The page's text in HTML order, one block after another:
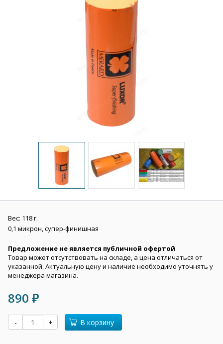
Вес: 118 г.
0,1 микрон, супер-финишная
Предложение не является публичной офертой
Товар может отсутствовать на складе, а цена отличаться от
указанной. Актуальную цену и наличие необходимо уточнять у
менеджера магазина.
890 ₽
- + В корзину